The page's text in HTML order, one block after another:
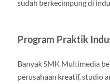
sudah berkecimpung di
Program Praktik
Banyak SMK Multimedia
perusahaan kreatif, studio